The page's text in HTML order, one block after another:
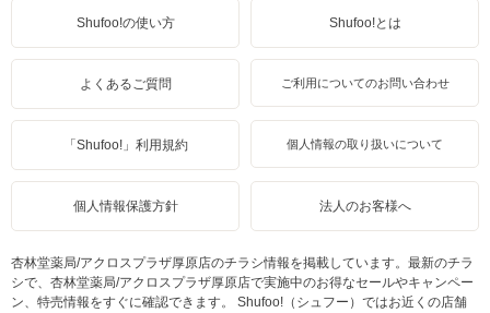
Shufoo!の使い方 Shufoo!とは
よくあるご質問 ご利用についてのお問い合わせ
「Shufoo!」利用規約 個人情報の取り扱いについて
個人情報保護方針 法人のお客様へ
杏林堂薬局/アクロスプラザ厚原店のチラシ情報を掲載しています。最新のチラ
シで、杏林堂薬局/アクロスプラザ厚原店で実施中のお得なセールやキャンペー
ン、特売情報をすぐに確認できます。 Shufoo!（シュフー）ではお近くの店舗